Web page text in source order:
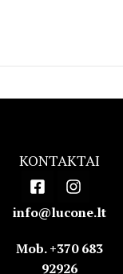
KONTAKTAI
info@lucone.lt
Mob. +370 683
92926